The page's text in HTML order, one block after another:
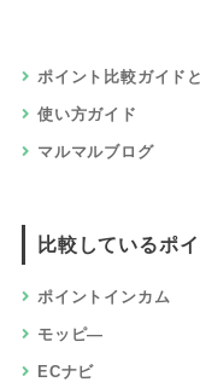
ポイント比較ガイド
使い方ガイド
マルマルブログ
比較しているポ
ポイントインカム
モッピ―
ECナビ